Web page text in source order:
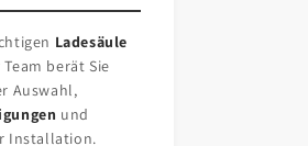
Ladesäule
berät Sie
Auswahl,
und
Installation.